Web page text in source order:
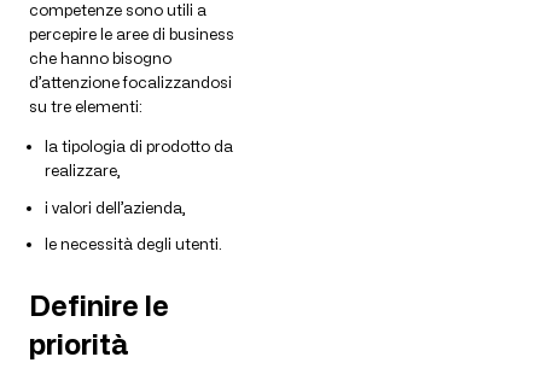
competenze sono utili a
percepire le aree di business
che hanno bisogno
d’attenzione focalizzandosi
su tre elementi:
la tipologia di prodotto da
realizzare,
i valori dell’azienda,
le necessità degli utenti.
Definire le
priorità